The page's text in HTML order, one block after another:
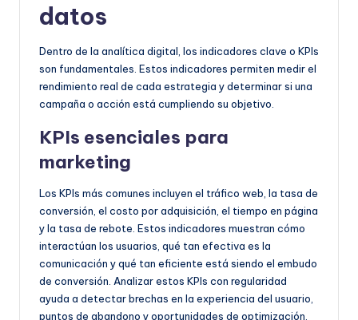
datos
Dentro de la analítica digital, los indicadores clave o KPIs
son fundamentales. Estos indicadores permiten medir el
rendimiento real de cada estrategia y determinar si una
campaña o acción está cumpliendo su objetivo.
KPIs esenciales para
marketing
Los KPIs más comunes incluyen el tráfico web, la tasa de
conversión, el costo por adquisición, el tiempo en página
y la tasa de rebote. Estos indicadores muestran cómo
interactúan los usuarios, qué tan efectiva es la
comunicación y qué tan eficiente está siendo el embudo
de conversión. Analizar estos KPIs con regularidad
ayuda a detectar brechas en la experiencia del usuario,
puntos de abandono y oportunidades de optimización.